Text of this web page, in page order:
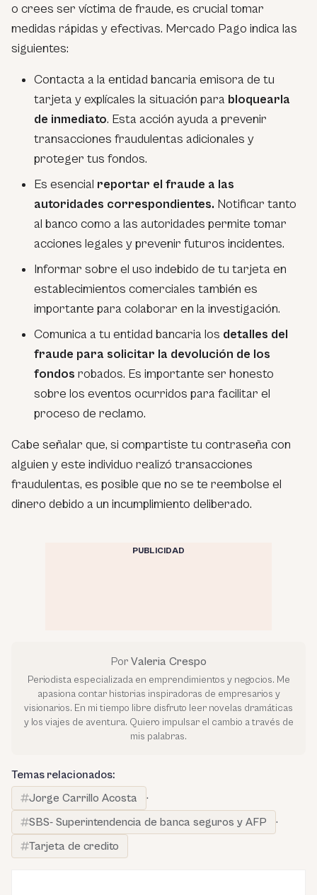
o crees ser víctima de fraude, es crucial tomar
medidas rápidas y efectivas. Mercado Pago indica las
siguientes:
Contacta a la entidad bancaria emisora de tu
tarjeta y explícales la situación para bloquearla
de inmediato. Esta acción ayuda a prevenir
transacciones fraudulentas adicionales y
proteger tus fondos.
Es esencial reportar el fraude a las
autoridades correspondientes. Notificar tanto
al banco como a las autoridades permite tomar
acciones legales y prevenir futuros incidentes.
Informar sobre el uso indebido de tu tarjeta en
establecimientos comerciales también es
importante para colaborar en la investigación.
Comunica a tu entidad bancaria los detalles del
fraude para solicitar la devolución de los
fondos robados. Es importante ser honesto
sobre los eventos ocurridos para facilitar el
proceso de reclamo.
Cabe señalar que, si compartiste tu contraseña con
alguien y este individuo realizó transacciones
fraudulentas, es posible que no se te reembolse el
dinero debido a un incumplimiento deliberado.
PUBLICIDAD
Por Valeria Crespo
Periodista especializada en emprendimientos y negocios. Me
apasiona contar historias inspiradoras de empresarios y
visionarios. En mi tiempo libre disfruto leer novelas dramáticas
y los viajes de aventura. Quiero impulsar el cambio a través de
mis palabras.
Temas relacionados:
Jorge Carrillo Acosta
·
SBS- Superintendencia de banca seguros y AFP
·
Tarjeta de credito